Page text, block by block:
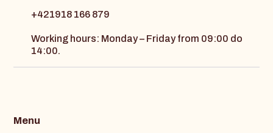
+421918 166 879
Working hours: Monday – Friday from 09:00 do
14:00.
Menu